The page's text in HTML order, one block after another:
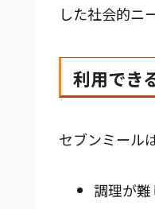
した社会的ニ
利用でき
セブンミール
調理が